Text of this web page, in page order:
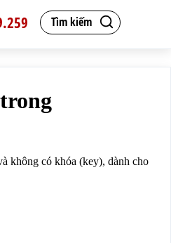
Tìm kiếm
trùng nhau:</p>